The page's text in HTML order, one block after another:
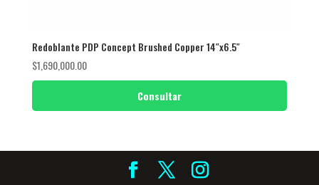
Redoblante PDP Concept Brushed Copper 14″x6.5″
$1,690,000.00
Consultar